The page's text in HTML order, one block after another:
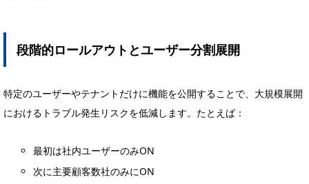
段階的ロールアウトとユーザー分割展開
特定のユーザーやテナントだけに機能を公開することで、大規模展開
におけるトラブル発生リスクを低減します。たとえば：
最初は社内ユーザーのみON
次に主要顧客数社のみにON